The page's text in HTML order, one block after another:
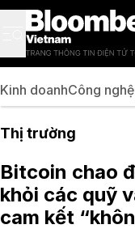
Kinh doanhCông nghệ
Thị trường
Bitcoin chao
khỏi các quỹ
cam kết